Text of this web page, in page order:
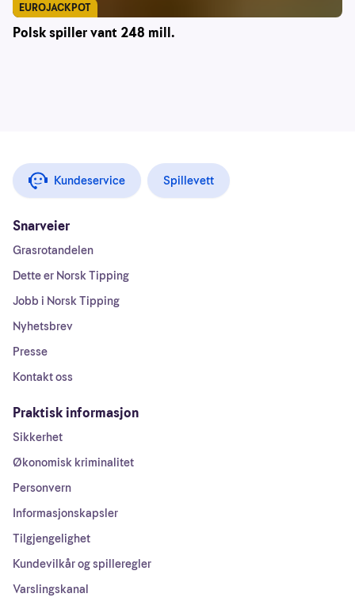
Polsk spiller vant 248 mill.
EUROJACKPOT
Kundeservice Spillevett
Snarveier
Grasrotandelen
Dette er Norsk Tipping
Jobb i Norsk Tipping
Nyhetsbrev
Presse
Kontakt oss
Praktisk informasjon
Sikkerhet
Økonomisk kriminalitet
Personvern
Informasjonskapsler
Tilgjengelighet
Kundevilkår og spilleregler
Varslingskanal